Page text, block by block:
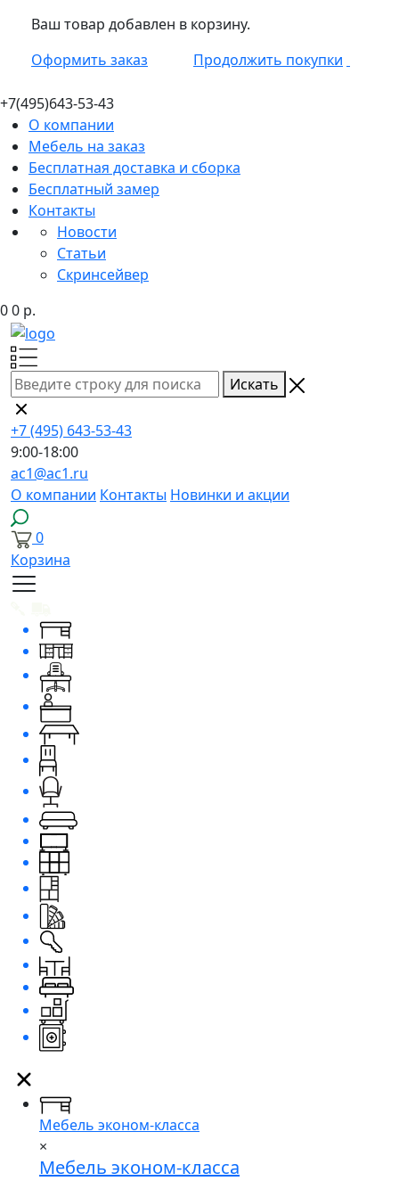
Ваш товар добавлен в корзину.
Оформить заказ
Продолжить покупки
+7(495)643-53-43
О компании
Мебель на заказ
Бесплатная доставка и сборка
Бесплатный замер
Контакты
Новости
Статьи
Скринсейвер
00 р.
Искать
+7 (495) 643-53-43
9:00-18:00
ac1@ac1.ru
О компании Контакты Новинки и акции
0
Корзина
Мебель эконом-класса
×
Мебель эконом-класса